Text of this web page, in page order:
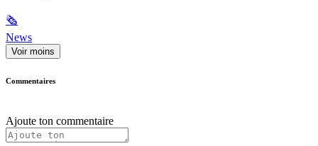
🗞
News
Voir moins
Commentaires
Ajoute ton commentaire